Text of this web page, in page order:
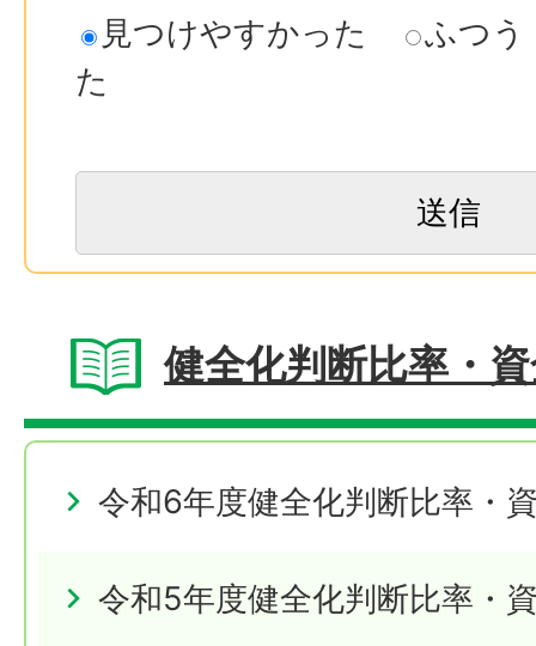
見つけやすかった
ふつう
た
健全化判断比率・
令和6年度健全化判断比率・
令和5年度健全化判断比率・